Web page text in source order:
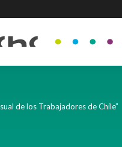
de los Trabajadores de Chile”